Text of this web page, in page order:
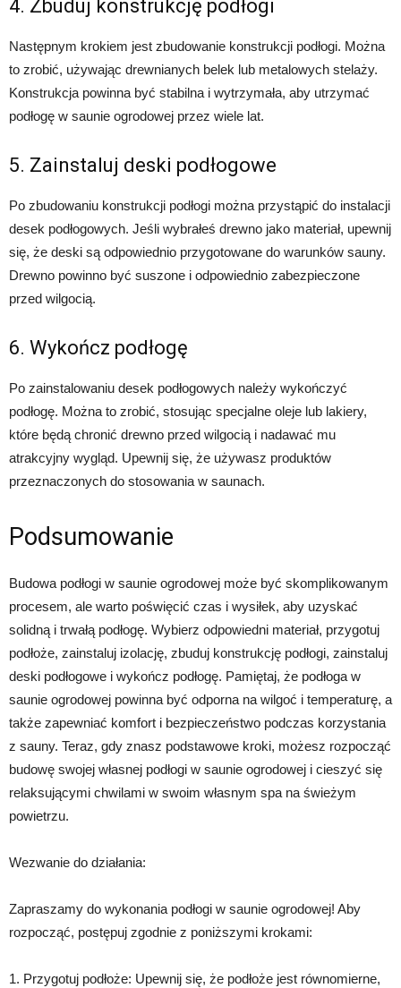
4. Zbuduj konstrukcję podłogi
Następnym krokiem jest zbudowanie konstrukcji podłogi. Można
to zrobić, używając drewnianych belek lub metalowych stelaży.
Konstrukcja powinna być stabilna i wytrzymała, aby utrzymać
podłogę w saunie ogrodowej przez wiele lat.
5. Zainstaluj deski podłogowe
Po zbudowaniu konstrukcji podłogi można przystąpić do instalacji
desek podłogowych. Jeśli wybrałeś drewno jako materiał, upewnij
się, że deski są odpowiednio przygotowane do warunków sauny.
Drewno powinno być suszone i odpowiednio zabezpieczone
przed wilgocią.
6. Wykończ podłogę
Po zainstalowaniu desek podłogowych należy wykończyć
podłogę. Można to zrobić, stosując specjalne oleje lub lakiery,
które będą chronić drewno przed wilgocią i nadawać mu
atrakcyjny wygląd. Upewnij się, że używasz produktów
przeznaczonych do stosowania w saunach.
Podsumowanie
Budowa podłogi w saunie ogrodowej może być skomplikowanym
procesem, ale warto poświęcić czas i wysiłek, aby uzyskać
solidną i trwałą podłogę. Wybierz odpowiedni materiał, przygotuj
podłoże, zainstaluj izolację, zbuduj konstrukcję podłogi, zainstaluj
deski podłogowe i wykończ podłogę. Pamiętaj, że podłoga w
saunie ogrodowej powinna być odporna na wilgoć i temperaturę, a
także zapewniać komfort i bezpieczeństwo podczas korzystania
z sauny. Teraz, gdy znasz podstawowe kroki, możesz rozpocząć
budowę swojej własnej podłogi w saunie ogrodowej i cieszyć się
relaksującymi chwilami w swoim własnym spa na świeżym
powietrzu.
Wezwanie do działania:
Zapraszamy do wykonania podłogi w saunie ogrodowej! Aby
rozpocząć, postępuj zgodnie z poniższymi krokami:
1. Przygotuj podłoże: Upewnij się, że podłoże jest równomierne,